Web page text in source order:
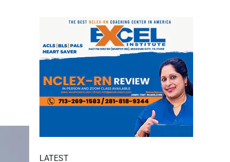
LATEST